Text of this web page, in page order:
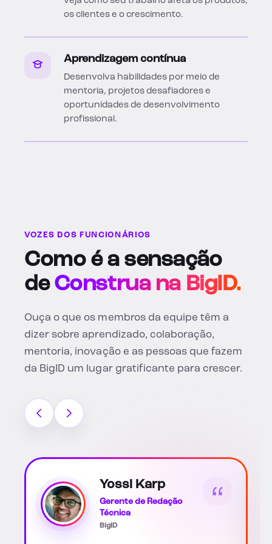
os clientes e o crescimento.
Aprendizagem contínua
Desenvolva habilidades por meio de
mentoria, projetos desafiadores e
oportunidades de desenvolvimento
profissional.
VOZES DOS FUNCIONÁRIOS
Como é a sensação
deConstrua na BigID.
Ouça o que os membros da equipe têm a
dizer sobre aprendizado, colaboração,
mentoria, inovação e as pessoas que fazem
da BigID um lugar gratificante para crescer.
Catarina Soto
Scott
Parceiro(a) Associado(a)
de Negócios de RH